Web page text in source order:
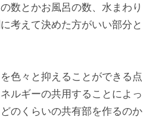
数とかお風呂の数、水まわり
考えて決めた方がいい部分と
色々と抑えることができる点
ルギーの共用することによっ
のくらいの共有部を作るのか